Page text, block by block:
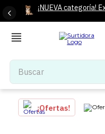
¡NUEVA categoría!
Buscar
TÉRMINOS MÁS
1.
tenis mujer
¡Ofertas!